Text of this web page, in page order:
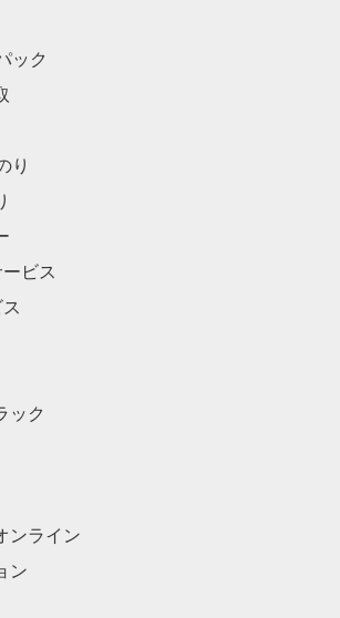
ック
り
ビス
ック
ンライン
ン